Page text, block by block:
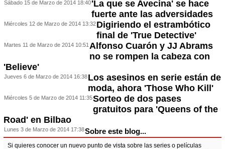
Sábado 15 de Marzo de 2014 18:40'La que se Avecina' se hace
fuerte ante las adversidades
Miércoles 12 de Marzo de 2014 13:32Digiriendo el estrambótico
final de 'True Detective'
Martes 11 de Marzo de 2014 10:51 Alfonso Cuarón y JJ Abrams
no se rompen la cabeza con
'Believe'
Jueves 6 de Marzo de 2014 16:38Los asesinos en serie están de
moda, ahora 'Those Who Kill'
Miércoles 5 de Marzo de 2014 11:35Sorteo de dos pases
gratuitos para 'Queens of the
Road' en Bilbao
Lunes 3 de Marzo de 2014 17:38Sobre este blog...
Si quieres conocer un nuevo punto de vista sobre las series o películas